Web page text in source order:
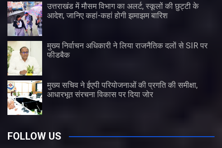
उत्तराखंड में मौसम विभाग का अलर्ट, स्कूलों की छुट्टी के
आदेश, जानिए कहां-कहां होगी झमाझम बारिश
मुख्य निर्वाचन अधिकारी ने लिया राजनैतिक दलों से SIR पर
फीडबैक
मुख्य सचिव ने ईएपी परियोजनाओं की प्रगति की समीक्षा,
आधारभूत संरचना विकास पर दिया जोर
FOLLOW US